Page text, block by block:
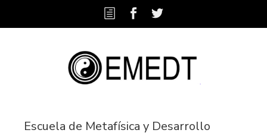
Escuela de Metafísica y Desarrollo